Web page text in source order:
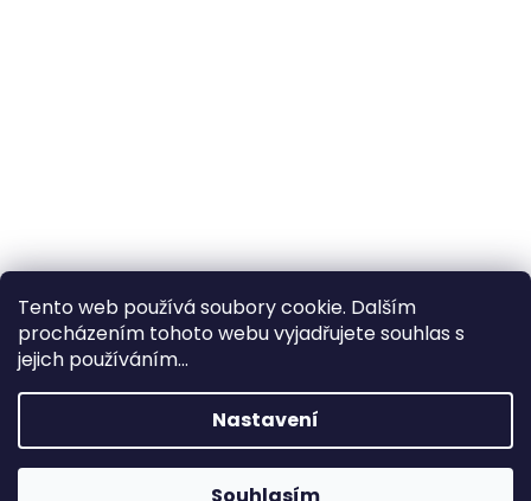
Tento web používá soubory cookie. Dalším
procházením tohoto webu vyjadřujete souhlas s
jejich používáním...
Nastavení
×
Hledáte nejvýhodnější cenu? Získáte jí
pomocíregistrace